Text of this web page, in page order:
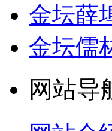
金坛薛
金坛儒
网站导